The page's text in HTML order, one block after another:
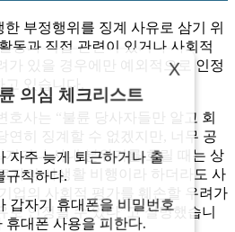
부정행위를 징계 사유로 삼기 위
동과 직접 관련이 있거나 사회적
가 있을 경우에만 예외적으로 인정
있습니다.
호사는 “불륜 당사자들만 알고 회
연히 징계할 수 없겠지만, 너무 공
거나 사내 분위기를 흐릴 때는 상
자의 사생활 비행이라 하더라도 사
업의 사회적 평가를 훼손할 우려가
로 인정될 수 있다”고 설명했습니
X
의심 체크리스트
자주 늦게 퇴근하거나 출
규칙하다.
갑자기 휴대폰을 비밀번호
휴대폰 사용을 피한다.